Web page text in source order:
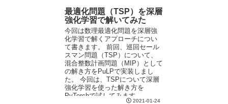
最適化問題（TSP）を深層
強化学習で解いてみた
今回は数理最適化問題を深層強
化学習で解くアプローチについ
て書きます。 前回、巡回セール
スマン問題（TSP）について、
混合整数計画問題（MIP）として
の解き方をPuLPで実装しまし
た。 今回は、TSPについて深層
強化学習を使った解き方を
PyTorchで試してみます。
2021-01-24